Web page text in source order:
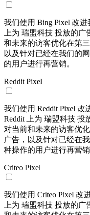
我们使用 Bing Pixel 改
上为 瑞盟科技 投放的
和未来的访客优化在第
以及针对已经在我们的
的用户进行再营销。
Reddit Pixel
我们使用 Reddit Pixel
Reddit 上为 瑞盟科技 投
对当前和未来的访客优
广告，以及针对已经在
种操作的用户进行再营销
Criteo Pixel
我们使用 Criteo Pixel 改
上为 瑞盟科技 投放的